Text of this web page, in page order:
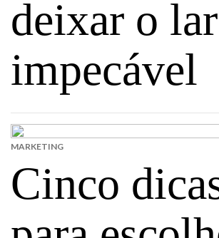
deixar o lar
impecável
Cinco
MARKETING